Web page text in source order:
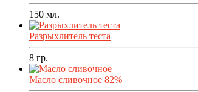
150 мл.
Разрыхлитель теста
8 гр.
Масло сливочное 82%